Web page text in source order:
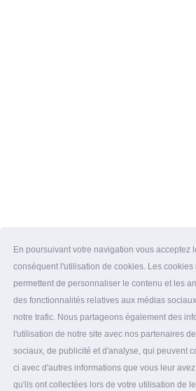
En poursuivant votre navigation vous acceptez
conséquent l'utilisation de cookies. Les cookies
permettent de personnaliser le contenu et les
des fonctionnalités relatives aux médias
notre trafic. Nous partageons également des
l'utilisation de notre site avec nos partenaires
sociaux, de publicité et d'analyse, qui peuvent
ci avec d'autres informations que vous leur
qu'ils ont collectées lors de votre utilisation de